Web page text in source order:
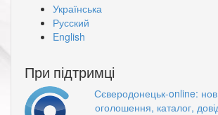
Українська
Русский
English
При підтримці
Сєверодонецьк-online:
оголошення, каталог,